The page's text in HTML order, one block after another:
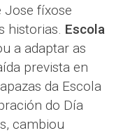
Jose fíxose
historias. Escola
a adaptar as
prevista en
da Escola
do Día
cambiou